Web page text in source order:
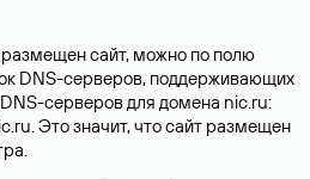
размещен сайт, можно по полю
DNS-серверов, поддерживающих
серверов для домена nic.ru:
Это значит, что сайт размещен